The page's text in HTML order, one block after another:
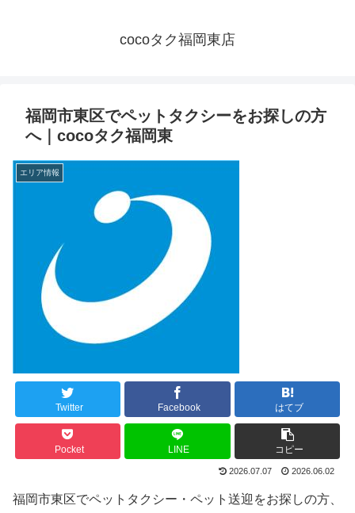
cocoタク福岡東店
福岡市東区でペットタクシーをお探しの方
へ｜cocoタク福岡東
エリア情報
Twitter Facebook はてブ
Pocket LINE コピー
2026.07.07 2026.06.02
福岡市東区でペットタクシー・ペット送迎をお探しの方、